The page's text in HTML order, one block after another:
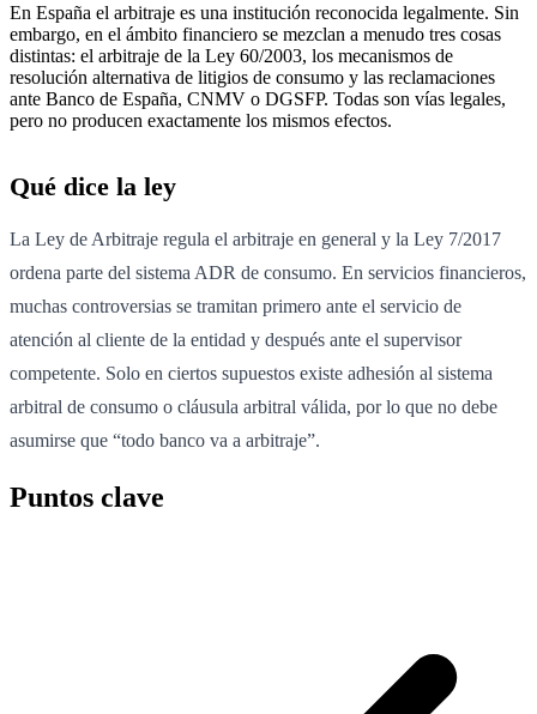
En España el arbitraje es una institución reconocida legalmente. Sin
embargo, en el ámbito financiero se mezclan a menudo tres cosas
distintas: el arbitraje de la Ley 60/2003, los mecanismos de
resolución alternativa de litigios de consumo y las reclamaciones
ante Banco de España, CNMV o DGSFP. Todas son vías legales,
pero no producen exactamente los mismos efectos.
Qué dice la ley
La Ley de Arbitraje regula el arbitraje en general y la Ley 7/2017
ordena parte del sistema ADR de consumo. En servicios financieros,
muchas controversias se tramitan primero ante el servicio de
atención al cliente de la entidad y después ante el supervisor
competente. Solo en ciertos supuestos existe adhesión al sistema
arbitral de consumo o cláusula arbitral válida, por lo que no debe
asumirse que “todo banco va a arbitraje”.
Puntos clave